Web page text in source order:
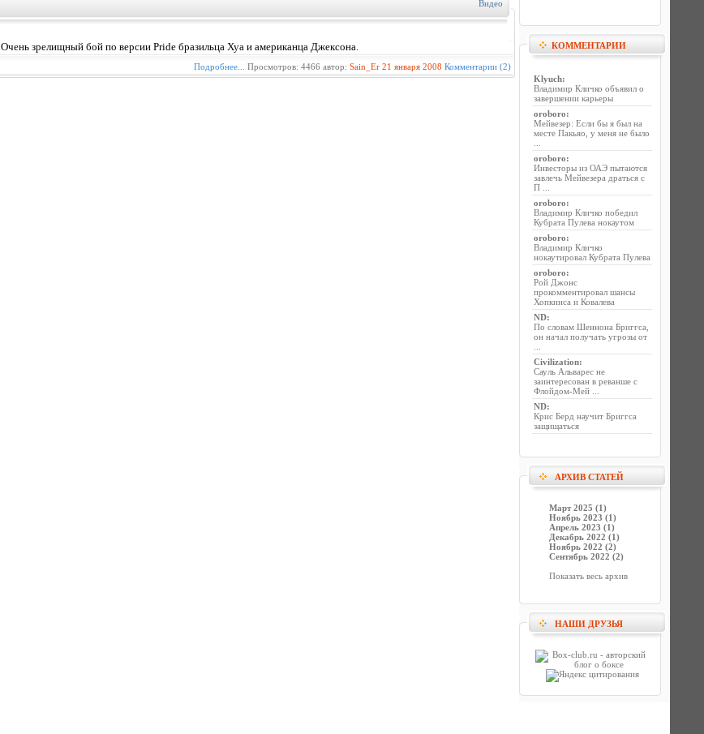
Видео
Очень зрелищный бой по версии Pride бразильца Хуа и американца Джексона.
Подробнее... Просмотров: 4466 автор: Sain_Er 21 января 2008 Комментарии (2)
КОММЕНТАРИИ
Klyuch:
Владимир Кличко объявил о
завершении карьеры
oroboro:
Мейвезер: Если бы я был на
месте Пакьяо, у меня не было
oroboro:
Инвесторы из ОАЭ пытаются
завлечь Мейвезера драться с
П ...
oroboro:
Владимир Кличко победил
Кубрата Пулева нокаутом
oroboro:
Владимир Кличко
нокаутировал Кубрата Пулева
oroboro:
Рой Джонс
прокомментировал шансы
Хопкинса и Ковалева
ND:
По словам Шеннона Бриггса,
он начал получать угрозы от
Civilization:
Сауль Альварес не
заинтересован в реванше с
Флойдом-Мей ...
ND:
Крис Берд научит Бриггса
защищаться
АРХИВ СТАТЕЙ
Март 2025 (1)
Ноябрь 2023 (1)
Апрель 2023 (1)
Декабрь 2022 (1)
Ноябрь 2022 (2)
Сентябрь 2022 (2)
Показать весь архив
НАШИ ДРУЗЬЯ